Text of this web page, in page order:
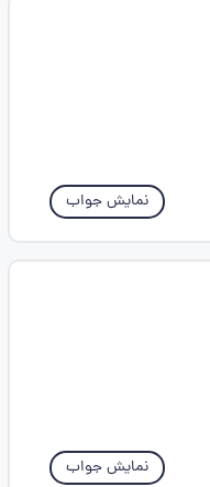
نمایش جواب
نمایش جواب